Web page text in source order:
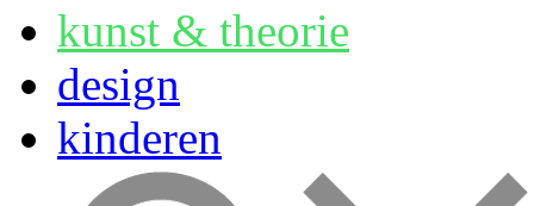
kunst & theorie
design
kinderen